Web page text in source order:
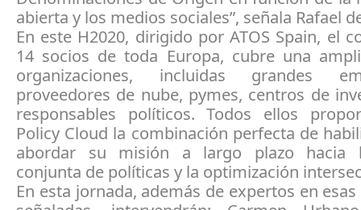
abierta y los medios sociales”, señala Rafael
En este H2020, dirigido por ATOS Spain, el
14 socios de toda Europa, cubre una
organizaciones, incluidas grandes
proveedores de nube, pymes, centros de
responsables políticos. Todos ellos
Policy Cloud la combinación perfecta de
abordar su misión a largo plazo hacia
conjunta de políticas y la optimización
En esta jornada, además de expertos en